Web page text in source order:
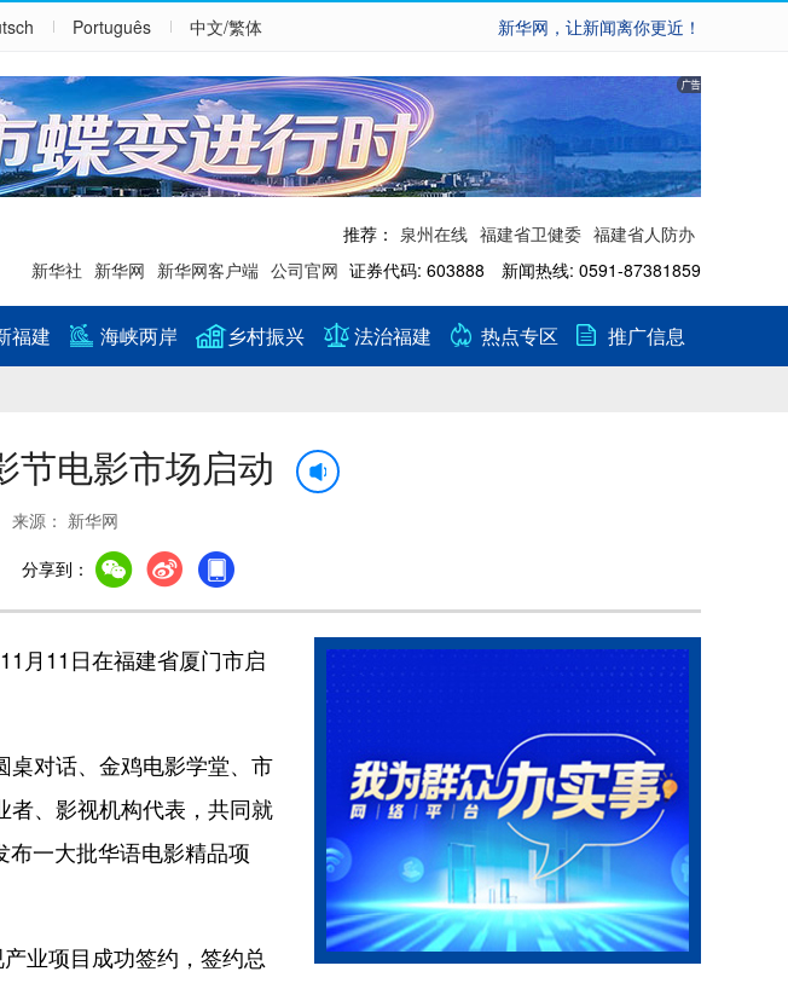
Português 中文/繁体 新华网，让新闻离你更近！
推荐： 泉州在线 福建省卫健委 福建省人防办
新华社 新华网 新华网客户端 公司官网 证券代码: 603888 新闻热线: 0591-87381859
福建 海峡两岸 乡村振兴 法治福建 热点专区
推广信息
节电影市场启动
源： 新华网
分享到：
月11日在福建省厦门市启
对话、金鸡电影学堂、市
者、影视机构代表，共同就
一大批华语电影精品项
业项目成功签约，签约总